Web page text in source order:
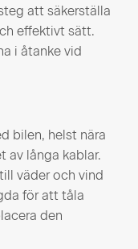
att säkerställa
effektivt sätt.
i åtanke vid
bilen, helst nära
av långa kablar.
väder och vind
för att tåla
den